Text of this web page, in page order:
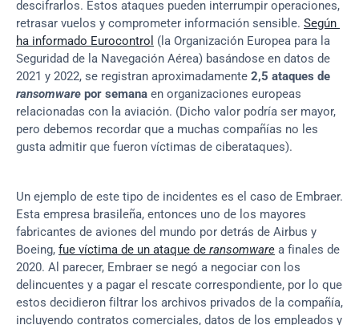
descifrarlos. Estos ataques pueden interrumpir operaciones,
retrasar vuelos y comprometer información sensible. Según
ha informado Eurocontrol (la Organización Europea para la
Seguridad de la Navegación Aérea) basándose en datos de
2021 y 2022, se registran aproximadamente
ransomware por semana en organizaciones europeas
relacionadas con la aviación. (Dicho valor podría ser mayor,
pero debemos recordar que a muchas compañías no les
gusta admitir que fueron víctimas de ciberataques).
Un ejemplo de este tipo de incidentes es el caso de Embraer.
Esta empresa brasileña, entonces uno de los mayores
fabricantes de aviones del mundo por detrás de Airbus y
Boeing, fue víctima de un ataque de ransomware a finales de
2020. Al parecer, Embraer se negó a negociar con los
delincuentes y a pagar el rescate correspondiente, por lo que
estos decidieron filtrar los archivos privados de la compañía,
incluyendo contratos comerciales, datos de los empleados y